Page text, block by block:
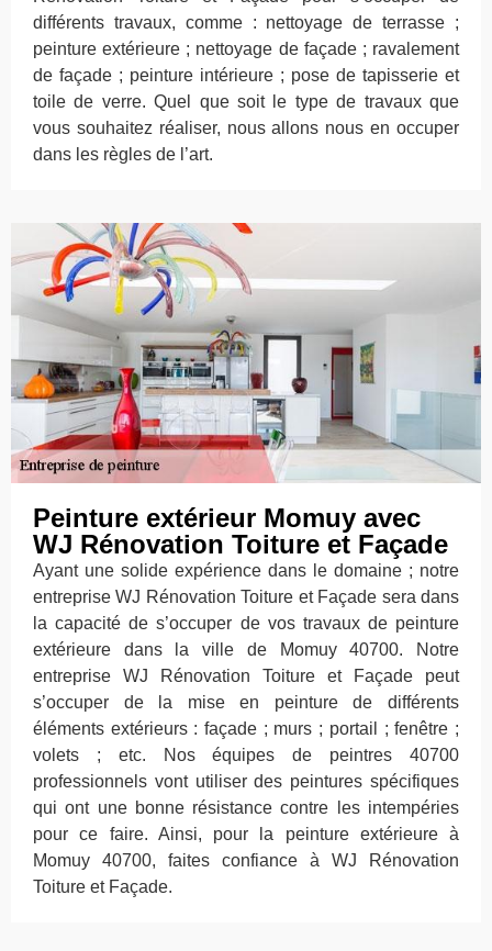
différents travaux, comme : nettoyage de terrasse ;
peinture extérieure ; nettoyage de façade ; ravalement
de façade ; peinture intérieure ; pose de tapisserie et
toile de verre. Quel que soit le type de travaux que
vous souhaitez réaliser, nous allons nous en occuper
dans les règles de l’art.
Peinture extérieur Momuy avec
WJ Rénovation Toiture et Façade
Ayant une solide expérience dans le domaine ; notre
entreprise WJ Rénovation Toiture et Façade sera dans
la capacité de s’occuper de vos travaux de peinture
extérieure dans la ville de Momuy 40700. Notre
entreprise WJ Rénovation Toiture et Façade peut
s’occuper de la mise en peinture de différents
éléments extérieurs : façade ; murs ; portail ; fenêtre ;
volets ; etc. Nos équipes de peintres 40700
professionnels vont utiliser des peintures spécifiques
qui ont une bonne résistance contre les intempéries
pour ce faire. Ainsi, pour la peinture extérieure à
Momuy 40700, faites confiance à WJ Rénovation
Toiture et Façade.